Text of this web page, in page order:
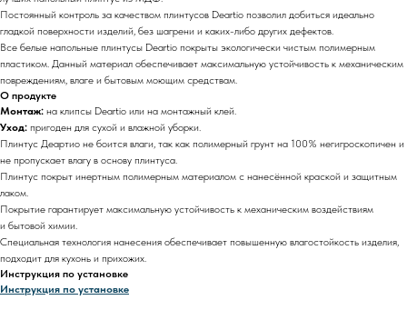
Постоянный контроль за качеством плинтусов Deartio позволил добиться идеально
гладкой поверхности изделий, без шагрени и каких-либо других дефектов.
Все белые напольные плинтусы Deartio покрыты экологически чистым полимерным
пластиком. Данный материал обеспечивает максимальную устойчивость к механическим
повреждениям, влаге и бытовым моющим средствам.
О продукте
Монтаж: на клипсы Deartio или на монтажный клей.
Уход: пригоден для сухой и влажной уборки.
Плинтус Деартио не боится влаги, так как полимерный грунт на 100% негигроскопичен и
не пропускает влагу в основу плинтуса.
Плинтус покрыт инертным полимерным материалом с нанесённой краской и защитным
лаком.
Покрытие гарантирует максимальную устойчивость к механическим воздействиям
и бытовой химии.
Специальная технология нанесения обеспечивает повышенную влагостойкость изделия,
подходит для кухонь и прихожих.
Инструкция по установке
Инструкция по установке